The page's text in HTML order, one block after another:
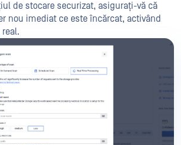
de stocare securizat, asigurați-vă că
nou imediat ce este încărcat, activând